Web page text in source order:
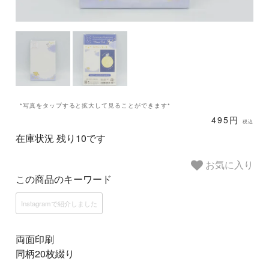
*写真をタップすると拡大して見ることができます*
495円 税込
在庫状況 残り10です
お気に入り
この商品のキーワード
Instagramで紹介しました
両面印刷
同柄20枚綴り